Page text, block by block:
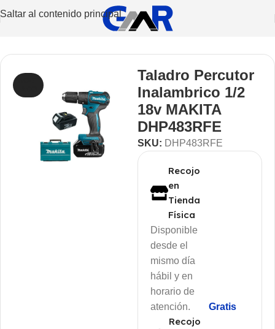
Saltar al contenido principal
Herramientas Eléctricas/Perforación /Taladros
Taladro Percutor
Inalambrico 1/2
18v MAKITA
DHP483RFE
SKU: DHP483RFE
Recojo
en
Tienda
Física
Disponible
desde el
mismo día
hábil y en
horario de
atención.
Gratis
Recojo